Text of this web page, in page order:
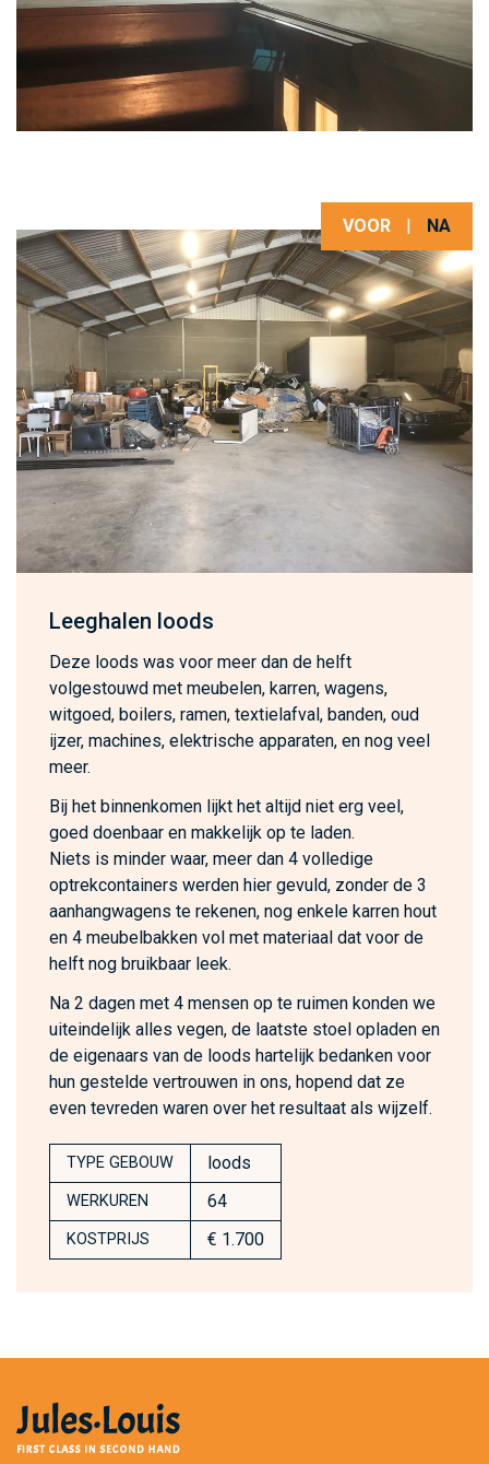
VOOR NA
Leeghalen loods
Deze loods was voor meer dan de helft
volgestouwd met meubelen, karren, wagens,
witgoed, boilers, ramen, textielafval, banden, oud
ijzer, machines, elektrische apparaten, en nog veel
meer.
Bij het binnenkomen lijkt het altijd niet erg veel,
goed doenbaar en makkelijk op te laden.
Niets is minder waar, meer dan 4 volledige
optrekcontainers werden hier gevuld, zonder de 3
aanhangwagens te rekenen, nog enkele karren hout
en 4 meubelbakken vol met materiaal dat voor de
helft nog bruikbaar leek.
Na 2 dagen met 4 mensen op te ruimen konden we
uiteindelijk alles vegen, de laatste stoel opladen en
de eigenaars van de loods hartelijk bedanken voor
hun gestelde vertrouwen in ons, hopend dat ze
even tevreden waren over het resultaat als wijzelf.
TYPE GEBOUW loods
WERKUREN 64
KOSTPRIJS € 1.700